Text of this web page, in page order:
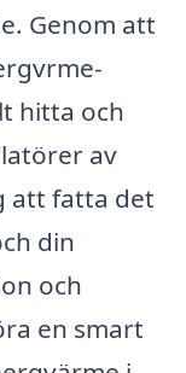
Genom att
hitta och
av
att fatta det
din
och
en smart